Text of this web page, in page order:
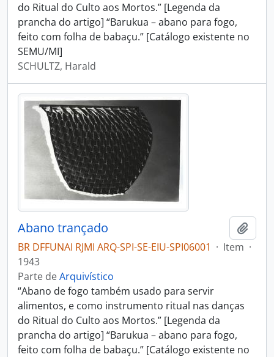
do Ritual do Culto aos Mortos.” [Legenda da
prancha do artigo] “Barukua – abano para fogo,
feito com folha de babaçu.” [Catálogo existente no
SEMU/MI]
SCHULTZ, Harald
Abano trançado
BR DFFUNAI RJMI ARQ-SPI-SE-EIU-SPI06001 · Item ·
1943
Parte deArquivístico
“Abano de fogo também usado para servir
alimentos, e como instrumento ritual nas danças
do Ritual do Culto aos Mortos.” [Legenda da
prancha do artigo] “Barukua – abano para fogo,
feito com folha de babaçu.” [Catálogo existente no